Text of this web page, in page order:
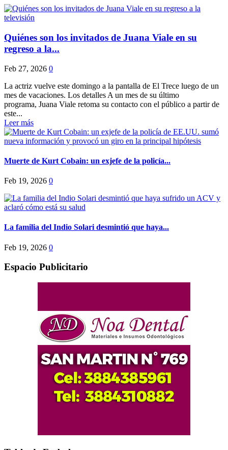
Quiénes son los invitados de Juana Viale en su
regreso a la...
Feb 27, 2026 0
La actriz vuelve este domingo a la pantalla de El Trece luego de un
mes de vacaciones. Los detalles A un mes de su último
programa, Juana Viale retoma su contacto con el público a partir de
este...
Leer más
Muerte de Kurt Cobain: un exjefe de la policía...
Feb 19, 2026 0
La familia del Indio Solari desmintió que haya...
Feb 19, 2026 0
Espacio Publicitario